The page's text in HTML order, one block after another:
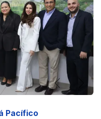
Anterior
Pacífico